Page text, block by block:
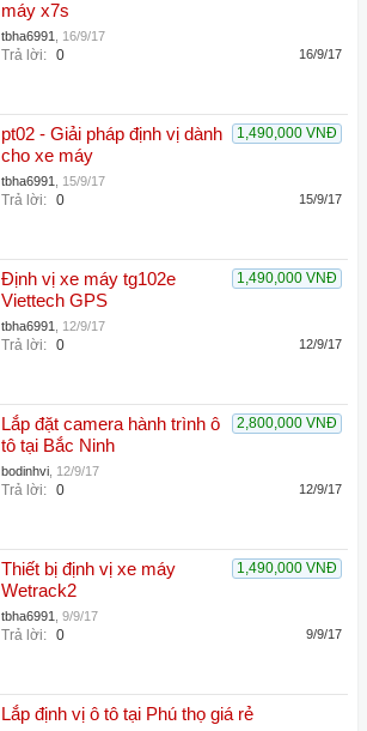
máy x7s
tbha6991 16/9/17
Trả lời: 0 16/9/17
1,490,000 VNĐ
pt02 - Giải pháp định vị dành
cho xe máy
tbha6991 15/9/17
Trả lời: 0 15/9/17
1,490,000 VNĐ
Định vị xe máy tg102e
Viettech GPS
tbha6991 12/9/17
Trả lời: 0 12/9/17
2,800,000 VNĐ
Lắp đặt camera hành trình ô
tô tại Bắc Ninh
bodinhvi 12/9/17
Trả lời: 0 12/9/17
1,490,000 VNĐ
Thiết bị định vị xe máy
Wetrack2
tbha6991 9/9/17
Trả lời: 0 9/9/17
Lắp định vị ô tô tại Phú thọ giá rẻ